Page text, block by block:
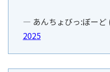
— あんちょびっ:ぼーど
2025